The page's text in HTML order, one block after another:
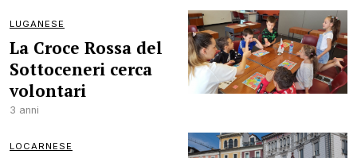
LUGANESE
La Croce Rossa del
Sottoceneri cerca
volontari
3 anni
LOCARNESE